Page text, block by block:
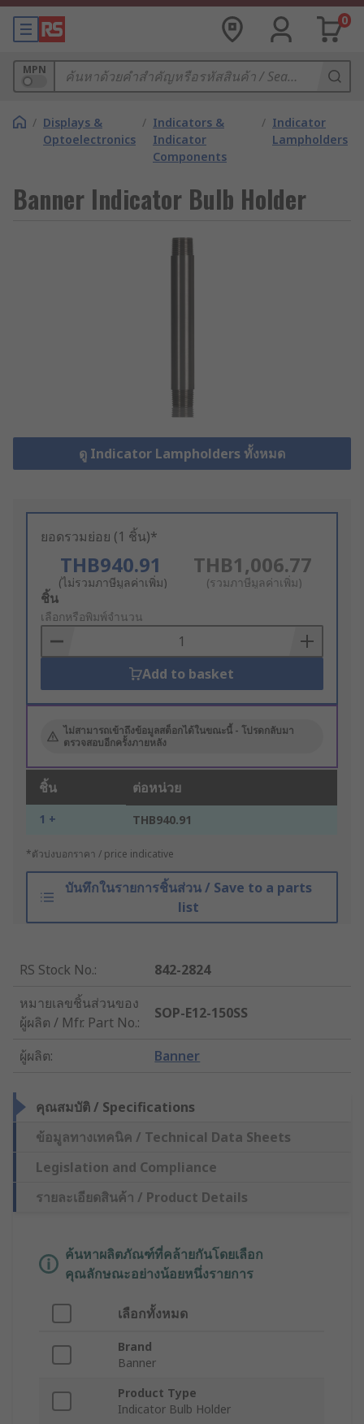
0
MPN
/ Displays &
Optoelectronics
/ Indicators &
Indicator
Components
/ Indicator
Lampholders
Banner Indicator Bulb Holder
ดู Indicator Lampholders ทั้งหมด
ยอดรวมย่อย (1 ชิ้น)*
THB940.91
(ไม่รวมภาษีมูลค่าเพิ่ม)
THB1,006.77
(รวมภาษีมูลค่าเพิ่ม)
Add
to
Basket
ชิ้น
เลือกหรือพิมพ์จำนวน
Add to basket
ไม่สามารถเข้าถึงข้อมูลสต็อกได้ในขณะนี้ - โปรดกลับมา
ตรวจสอบอีกครั้งภายหลัง
ชิ้น ต่อหน่วย
1 + THB940.91
*ตัวบ่งบอกราคา / price indicative
บันทึกในรายการชิ้นส่วน / Save to a parts
list
RS Stock No.:
842-2824
หมายเลขชิ้นส่วนของ
ผู้ผลิต / Mfr. Part No.:
SOP-E12-150SS
ผู้ผลิต: Banner
คุณสมบัติ / Specifications
ข้อมูลทางเทคนิค / Technical Data Sheets
Legislation and Compliance
รายละเอียดสินค้า / Product Details
ค้นหาผลิตภัณฑ์ที่คล้ายกันโดยเลือก
คุณลักษณะอย่างน้อยหนึ่งรายการ
เลือกทั้งหมด
Brand
Banner
Product Type
Indicator Bulb Holder